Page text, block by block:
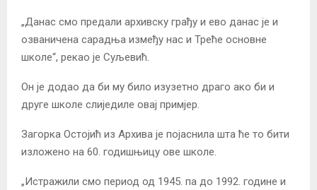
„Данас смо предали архивску грађу и ево данас је и
озваничена сарадња између нас и Треће основне
школе“, рекао је Суљевић.
Он је додао да би му било изузетно драго ако би и
друге школе слиједиле овај примјер.
Загорка Остојић из Архива је појаснила шта ће то бити
изложено на 60. годишњицу ове школе.
„Истражили смо период од 1945. па до 1992. године и